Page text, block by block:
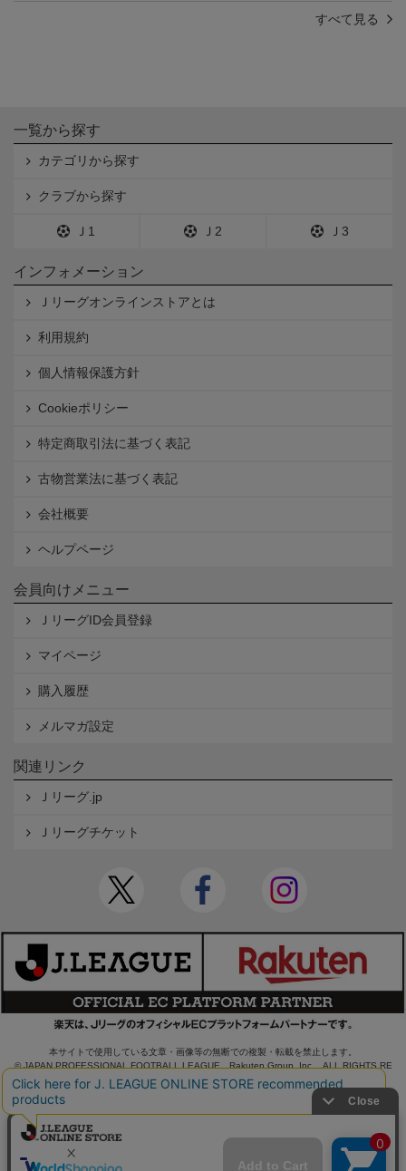
すべて見る
一覧から探す
カテゴリから探す
クラブから探す
Ｊ1 Ｊ2 Ｊ3
インフォメーション
Ｊリーグオンラインストアとは
利用規約
個人情報保護方針
Cookieポリシー
特定商取引法に基づく表記
古物営業法に基づく表記
会社概要
ヘルプページ
会員向けメニュー
ＪリーグID会員登録
マイページ
購入履歴
メルマガ設定
関連リンク
Ｊリーグ.jp
Ｊリーグチケット
本サイトで使用している文章・画像等の無断での複製・転載を禁止します。
© JAPAN PROFESSIONAL FOOTBALL LEAGUE Rakuten Group, Inc. ALL RIGHTS RE
SERVED.